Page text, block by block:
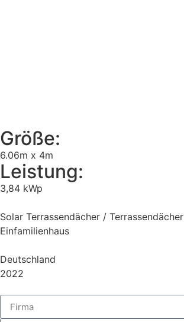
Größe:
6.06m x 4m
Leistung:
3,84 kWp
Solar Terrassendächer / Terrassendächer
Einfamilienhaus
Deutschland
2022